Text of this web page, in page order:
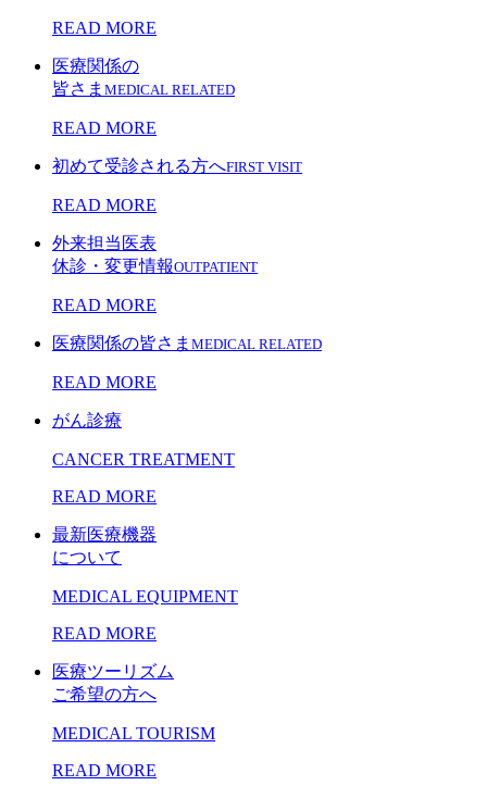
READ MORE
医療関係の
皆さま MEDICAL RELATED
READ MORE
初めて受診される方へFIRST VISIT
READ MORE
外来担当医表
休診・変更情報OUTPATIENT
READ MORE
医療関係の皆さま MEDICAL RELATED
READ MORE
がん診療
CANCER TREATMENT
READ MORE
最新医療機器
について
MEDICAL EQUIPMENT
READ MORE
医療ツーリズム
ご希望の方へ
MEDICAL TOURISM
READ MORE